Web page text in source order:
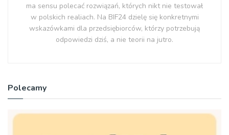
ma sensu polecać rozwiązań, których nikt nie testował
w polskich realiach. Na BIF24 dzielę się konkretnymi
wskazówkami dla przedsiębiorców, którzy potrzebują
odpowiedzi dziś, a nie teorii na jutro.
Polecamy